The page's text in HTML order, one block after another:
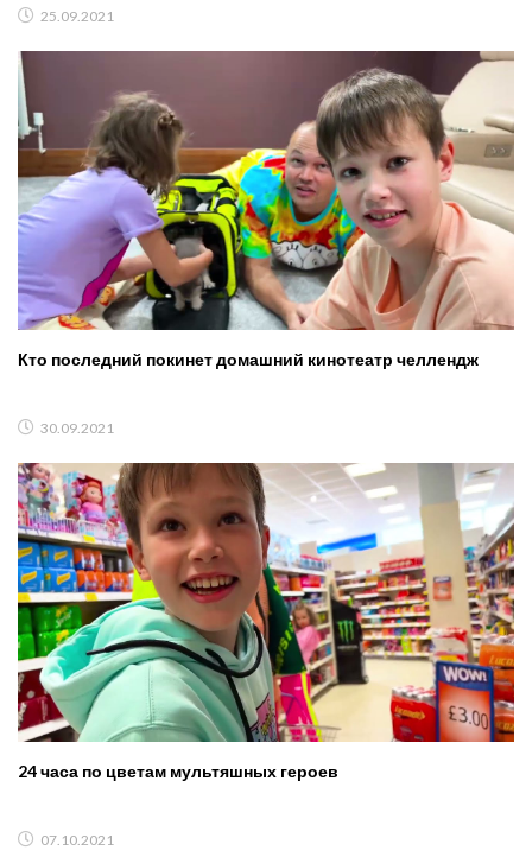
25.09.2021
Кто последний покинет домашний кинотеатр челлендж
30.09.2021
24 часа по цветам мультяшных героев
07.10.2021